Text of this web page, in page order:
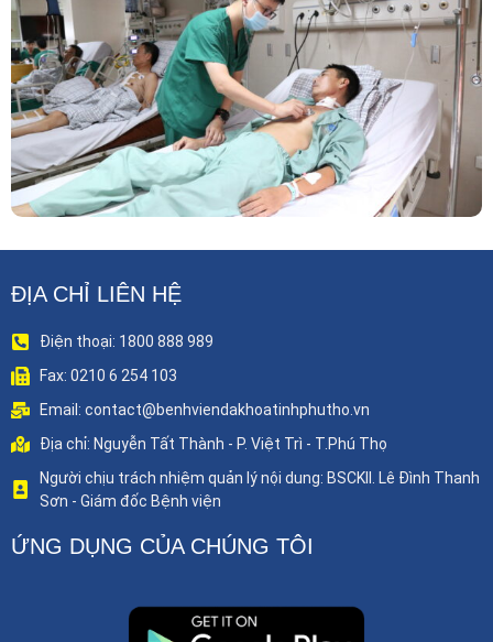
Phẫu Thuật Nội Soi Thay Van Tim – Bước Tiến
Vững Chắc Của Khoa Phẫu Thuật Tim Mạch
Lồng Ngực BVĐK Tỉnh Phú Thọ
ĐỊA CHỈ LIÊN HỆ
Điện thoại: 1800 888 989
Fax: 0210 6 254 103
Email: contact@benhviendakhoatinhphutho.vn
Địa chỉ: Nguyễn Tất Thành - P. Việt Trì - T.Phú Thọ
Người chịu trách nhiệm quản lý nội dung: BSCKII. Lê Đình Thanh
Sơn - Giám đốc Bệnh viện
ỨNG DỤNG CỦA CHÚNG TÔI